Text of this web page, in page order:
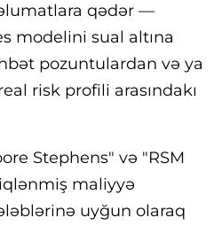
qədər —
modelini sual altına
pozuntulardan və ya
risk profili arasındakı
Stephens" və "RSM
maliyyə
uyğun olaraq